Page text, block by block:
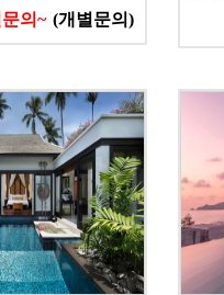
의~ (개별문의)